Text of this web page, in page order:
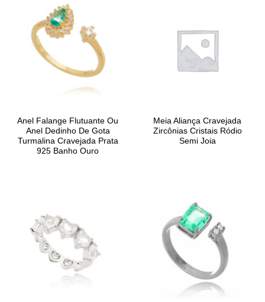
Anel Falange Flutuante Ou
Anel Dedinho De Gota
Turmalina Cravejada Prata
925 Banho Ouro
Meia Aliança Cravejada
Zircônias Cristais Ródio
Semi Joia